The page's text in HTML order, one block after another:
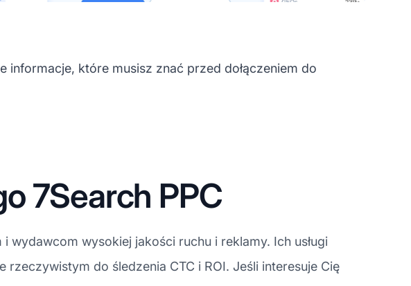
które musisz znać przed dołączeniem do
7Search PPC
wysokiej jakości ruchu i reklamy. Ich usługi
do śledzenia CTC i ROI. Jeśli interesuje Cię